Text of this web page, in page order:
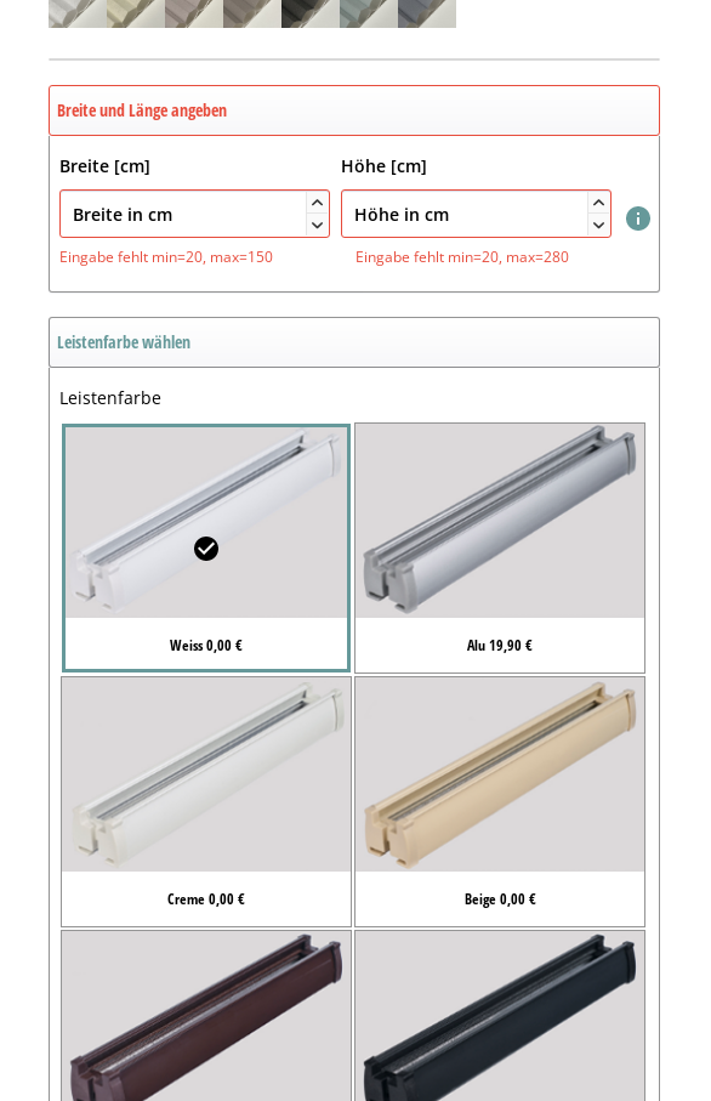
Breite und Länge angeben
Breite [cm]


Höhe [cm]


Eingabe fehlt min=20, max=150 Eingabe fehlt min=20, max=280
Leistenfarbe wählen
Leistenfarbe
Weiss 0,00 € Alu 19,90 €
Creme 0,00 € Beige 0,00 €